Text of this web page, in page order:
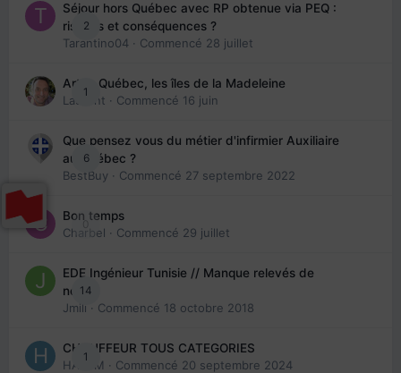
2
Séjour hors Québec avec RP obtenue via PEQ :
risques et conséquences ?
Tarantino04 · Commencé 28 juillet
1
Arte : Québec, les îles de la Madeleine
Laurent · Commencé 16 juin
6
Que pensez vous du métier d'infirmier Auxiliaire
au Québec ?
BestBuy · Commencé 27 septembre 2022
0
Bon temps
Charbel · Commencé 29 juillet
14
EDE Ingénieur Tunisie // Manque relevés de
note
Jmili · Commencé 18 octobre 2018
1
CHAUFFEUR TOUS CATEGORIES
HAZEM · Commencé 20 septembre 2024